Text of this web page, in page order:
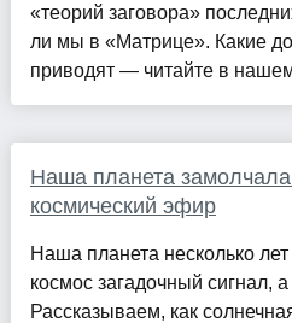
«теорий заговора»
ли мы в «Матрице». Какие
приводят — читайте в
Наша планета
космический эфир
Наша планета несколько
космос загадочный сигнал,
Рассказываем, как